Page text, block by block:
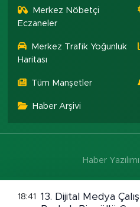
Merkez Nöbetçi
Eczaneler
Merkez Trafik Yoğunluk
Haritası
Tüm Manşetler
Haber Arşivi
Haber Yazılımı:
18:41
13. Dijital Medya